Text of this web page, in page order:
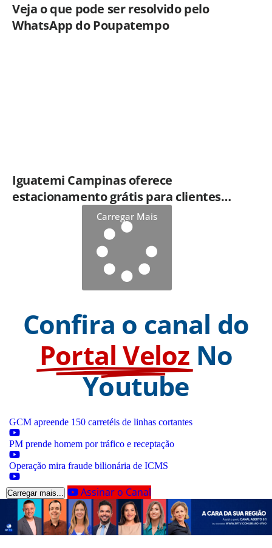
Veja o que pode ser resolvido pelo
WhatsApp do Poupatempo
Iguatemi Campinas oferece
estacionamento grátis para clientes
que consumirem em restaurantes
Carregar Mais
Confira o canal do
Portal Veloz No
Youtube
GCM apreende 150 carretéis de linhas cortantes
PM prende homem por tráfico e receptação
Operação mira fraude bilionária de ICMS
Carregar mais... Assinar o Canal